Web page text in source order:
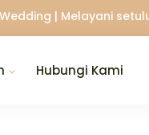
| Melayani
Hubungi Kami